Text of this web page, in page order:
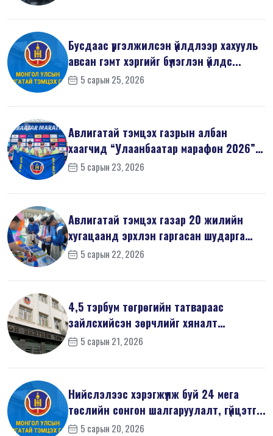
Бусдаас үргэлжилсэн үйлдлээр хахууль
авсан гэмт хэргийг бүлэглэн үйлдс...
5 сарын 25, 2026
Авлигатай тэмцэх газрын албан
хаагчид “Улаанбаатар марафон 2026”-
д оро...
5 сарын 23, 2026
Авлигатай тэмцэх газар 20 жилийн
хугацаанд эрхлэн гаргасан шударга
ёсн...5 сарын 22, 2026
4,5 тэрбум төгрөгийн татвараас
зайлсхийсэн зөрчлийг хяналт
шалгалтаар ...
5 сарын 21, 2026
Нийслэлээс хэрэгжүүлж буй 24 мега
төслийн сонгон шалгаруулалт, гүйцэтг...
5 сарын 20, 2026